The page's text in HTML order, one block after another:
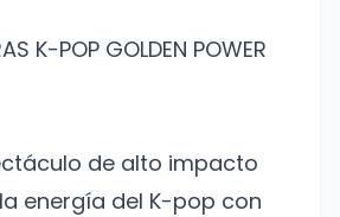
K-POP GOLDEN POWER
de alto impacto
energía del K-pop con